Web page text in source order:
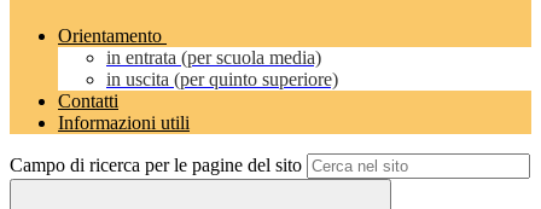
Orientamento
in entrata (per scuola media)
in uscita (per quinto superiore)
Contatti
Informazioni utili
Campo di ricerca per le pagine del sito